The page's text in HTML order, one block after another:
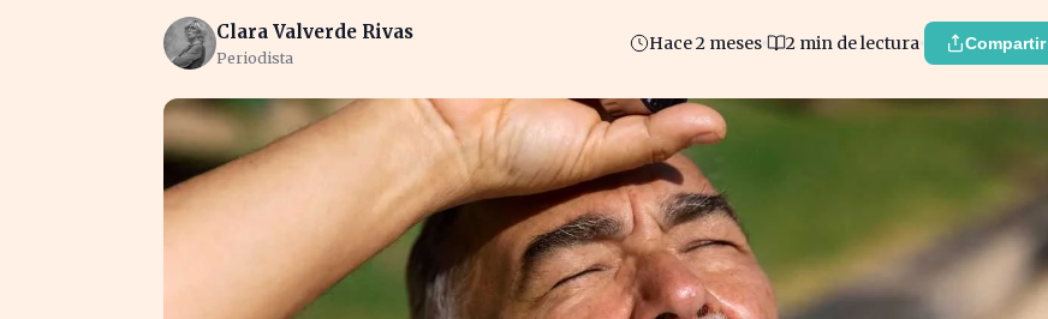
Clara Valverde Rivas
Periodista
Hace 2 meses 2 min de lectura Compartir